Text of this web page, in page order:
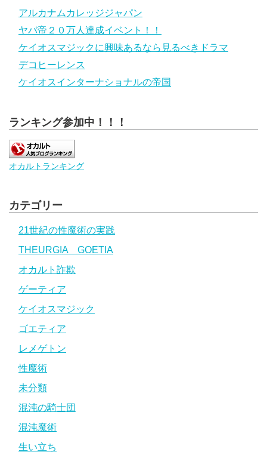
アルカナムカレッジジャパン
ヤバ帝２０万人達成イベント！！
ケイオスマジックに興味あるなら見るべきドラマ
デコヒーレンス
ケイオスインターナショナルの帝国
ランキング参加中！！！
オカルトランキング
カテゴリー
21世紀の性魔術の実践
THEURGIA GOETIA
オカルト詐欺
ゲーティア
ケイオスマジック
ゴエティア
レメゲトン
性魔術
未分類
混沌の騎士団
混沌魔術
生い立ち